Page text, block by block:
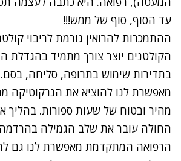
עד הסוף, סוף של ממש!!!
ההתמכרות להרואין גורמת לריבוי
הקולטנים יוצר צורך מתמיד בהגדלת
בתדירות שימוש בתרופה, סליחה,
מאפשרת לנו להוציא את הנרקוטיקה
מהיר ובטוח של שעות ספורות. בהליך
החולה עובר את שלב הגמילה
הרפואה המתקדמת מאפשרת לנו גם